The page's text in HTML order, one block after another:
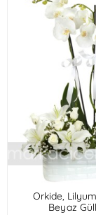
Orkide,
Beyaz